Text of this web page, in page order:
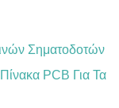
Σηματοδοτών
PCB Για Τα